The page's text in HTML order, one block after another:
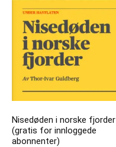
Nisedøden i norske fjorder
(gratis for innloggede
abonnenter)